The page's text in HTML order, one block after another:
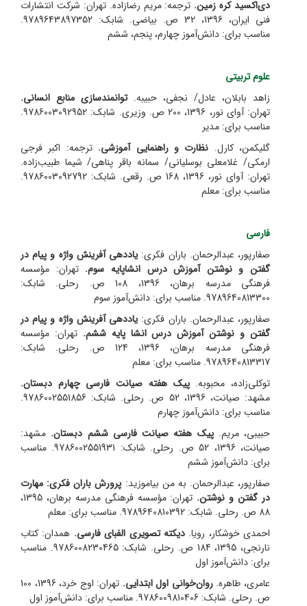
دی‌اکسید کره زمین. ترجمه: مریم رضازاده. تهران: شرکت انتشارات
فنی ایران، 1396، 32 ص. بیاضی. شابک: 9789643897352.
مناسب برای: دانش‌آموز چهارم، پنجم، ششم
علوم تربیتی
زاهد بابلان، عادل/ نجفی، حبیبه.توانمندسازی منابع انسانی.
تهران: آوای نور، 1396، 200 ص. وزیری. شابک: 9786003092952.
مناسب برای: مدیر
گلیکمن، کارل. نظارت و راهنمایی آموزشی. ترجمه: اکبر فرجی
ارمکی/ غلامعلی بوسلیانی/ سمانه باقر پناهی/ شیما طبیب‌زاده.
تهران: آوای نور، 1396، 168 ص. رقعی. شابک: 9786003092792.
مناسب برای: معلم
فارسی
صفارپور، عبدالرحمان. باران فکری: یاددهی آفرینش واژه و پیام در
گفتن و نوشتن آموزش درس انشاپایه سوم. تهران: مؤسسه
فرهنگی مدرسه برهان، 1396، 108 ص. رحلی. شابک:
9789640813300. مناسب برای: دانش‌آموز سوم
صفارپور، عبدالرحمان. باران فکری: یاددهی آفرینش واژه و پیام در
گفتن و نوشتن آموزش درس انشا پایه ششم. تهران: مؤسسه
فرهنگی مدرسه برهان، 1396، 124 ص. رحلی. شابک:
9789640813317. مناسب برای: معلم
توکلی‌زاده، محبوبه.پیک هفته صیانت فارسی چهارم دبستان.
مشهد: صیانت، 1396، 52 ص. رحلی. شابک: 9786002551856.
مناسب برای: دانش‌آموز چهارم
حبیبی، مریم.پیک هفته صیانت فارسی ششم دبستان. مشهد:
صیانت، 1396، 52 ص. رحلی. شابک: 9786002551931. مناسب
برای: دانش‌آموز ششم
صفارپور، عبدالرحمان. به من بیاموزید: پرورش باران فکری: مهارت
در گفتن و نوشتن.
تهران: مؤسسه فرهنگی مدرسه برهان، 1395،
88 ص. رحلی. شابک: 9789640810392. مناسب برای: معلم
احمدی خوشکار، رویا.دیکته تصویری الفبای فارسی. همدان: کتاب
نارنجی، 1395، 184 ص. رحلی. شابک: 9786008230465. مناسب
برای: دانش‌آموز اول
عامری، طاهره.روان‌خوانی اول ابتدایی.
تهران: اوج خرد، 1396، 100
ص. رحلی. شابک: 9786009810406. مناسب برای: دانش‌آموز اول